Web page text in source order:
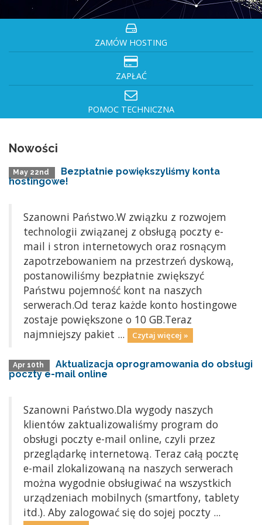
ZAMÓW HOSTING
ZAPŁAĆ
POMOC TECHNICZNA
Nowości
May 22nd
Bezpłatnie powiększyliśmy konta
hostingowe!
Szanowni Państwo.W związku z rozwojem
technologii związanej z obsługą poczty e-
mail i stron internetowych oraz rosnącym
zapotrzebowaniem na przestrzeń dyskową,
postanowiliśmy bezpłatnie zwiększyć
Państwu pojemność kont na naszych
serwerach.Od teraz każde konto hostingowe
zostaje powiększone o 10 GB.Teraz
najmniejszy pakiet ...
Czytaj więcej »
Apr 10th
Aktualizacja oprogramowania do obsługi
poczty e-mail online
Szanowni Państwo.Dla wygody naszych
klientów zaktualizowaliśmy program do
obsługi poczty e-mail online, czyli przez
przeglądarkę internetową. Teraz całą pocztę
e-mail zlokalizowaną na naszych serwerach
można wygodnie obsługiwać na wszystkich
urządzeniach mobilnych (smartfony, tablety
itd.). Aby zalogować się do sojej poczty ...